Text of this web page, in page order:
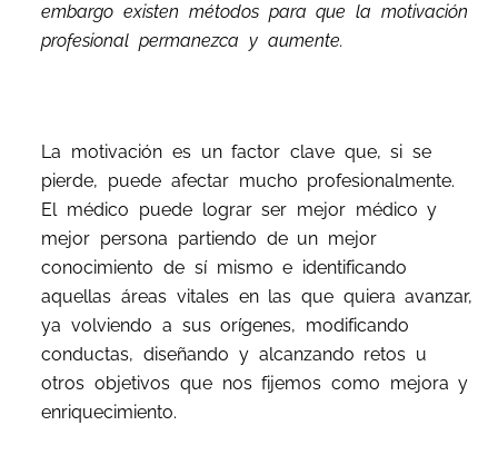
embargo existen métodos para que la motivación
profesional permanezca y aumente.
La motivación es un factor clave que, si se
pierde, puede afectar mucho profesionalmente.
El médico puede lograr ser mejor médico y
mejor persona partiendo de un mejor
conocimiento de sí mismo e identificando
aquellas áreas vitales en las que quiera avanzar,
ya volviendo a sus orígenes, modificando
conductas, diseñando y alcanzando retos u
otros objetivos que nos fijemos como mejora y
enriquecimiento.